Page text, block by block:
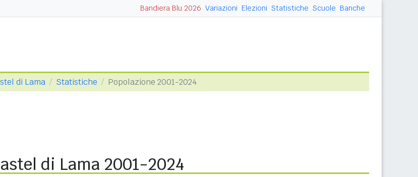
Bandiera Blu 2026 Variazioni Elezioni Statistiche Scuole Banche
di Lama Statistiche Popolazione 2001-2024
di Lama 2001-2024